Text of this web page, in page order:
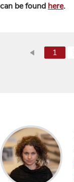
can be found here.
1